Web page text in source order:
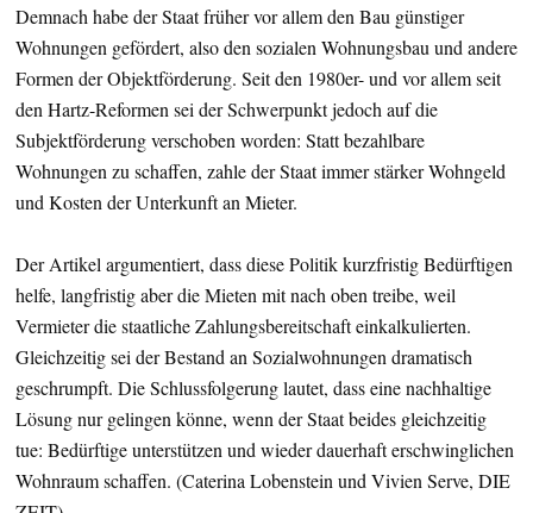
Demnach habe der Staat früher vor allem den Bau günstiger
Wohnungen gefördert, also den sozialen Wohnungsbau und andere
Formen der Objektförderung. Seit den 1980er- und vor allem seit
den Hartz-Reformen sei der Schwerpunkt jedoch auf die
Subjektförderung verschoben worden: Statt bezahlbare
Wohnungen zu schaffen, zahle der Staat immer stärker Wohngeld
und Kosten der Unterkunft an Mieter.
Der Artikel argumentiert, dass diese Politik kurzfristig Bedürftigen
helfe, langfristig aber die Mieten mit nach oben treibe, weil
Vermieter die staatliche Zahlungsbereitschaft einkalkulierten.
Gleichzeitig sei der Bestand an Sozialwohnungen dramatisch
geschrumpft. Die Schlussfolgerung lautet, dass eine nachhaltige
Lösung nur gelingen könne, wenn der Staat beides gleichzeitig
tue: Bedürftige unterstützen und wieder dauerhaft erschwinglichen
Wohnraum schaffen. (Caterina Lobenstein und Vivien Serve, DIE